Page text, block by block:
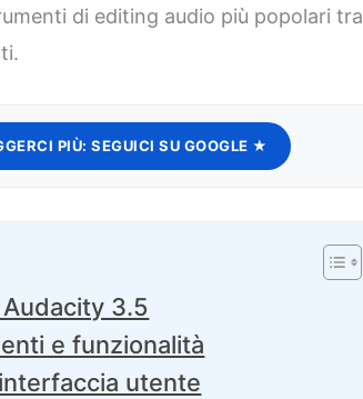
di editing audio più popolari tra
PIÙ: SEGUICI SU GOOGLE ★
3.5
e funzionalità
utente